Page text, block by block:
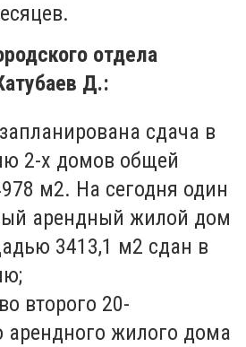
отдела
Д.:
сдача в
2-х домов общей
м2. На сегодня один
арендный жилой дом
3413,1 м2 сдан в
;
второго 20-
арендного жилого дома